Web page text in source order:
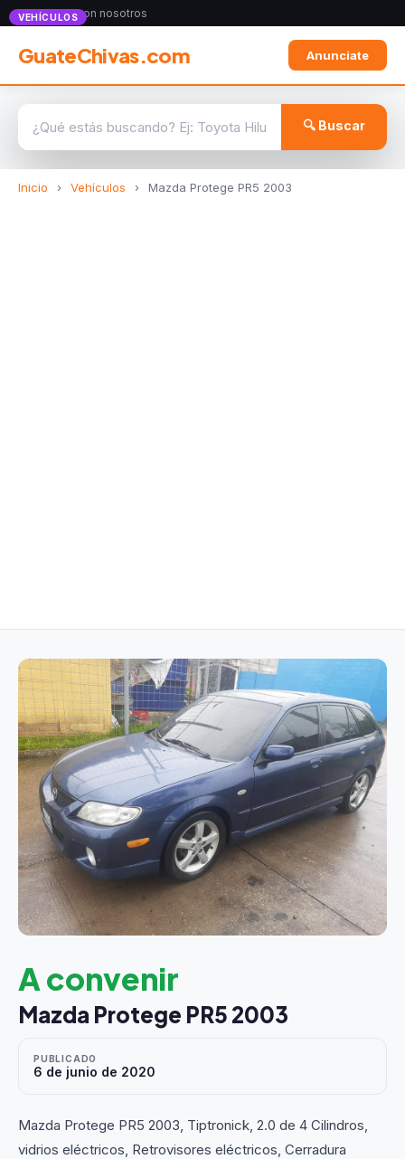
Anunciate con nosotros
GuateChivas.com Anunciate
🔍 Buscar
Inicio › Vehículos › Mazda Protege PR5 2003
VEHÍCULOS
A convenir
Mazda Protege PR5 2003
PUBLICADO
6 de junio de 2020
Mazda Protege PR5 2003, Tiptronick, 2.0 de 4 Cilindros,
vidrios eléctricos, Retrovisores eléctricos, Cerradura